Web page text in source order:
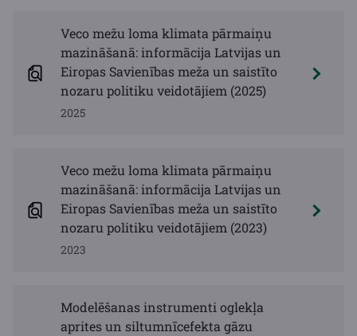
Veco mežu loma klimata pārmaiņu
mazināšanā: informācija Latvijas un
Eiropas Savienības meža un saistīto
nozaru politiku veidotājiem (2025)
2025
Veco mežu loma klimata pārmaiņu
mazināšanā: informācija Latvijas un
Eiropas Savienības meža un saistīto
nozaru politiku veidotājiem (2023)
2023
Modelēšanas instrumenti oglekļa
aprites un siltumnīcefekta gāzu